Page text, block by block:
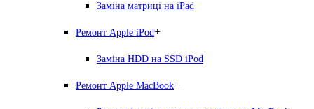
Заміна матриці на iPad
Ремонт Apple iPod+
Заміна HDD на SSD iPod
Ремонт Apple MacBook+